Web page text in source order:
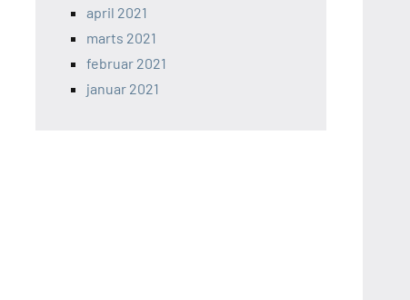
april 2021
marts 2021
februar 2021
januar 2021